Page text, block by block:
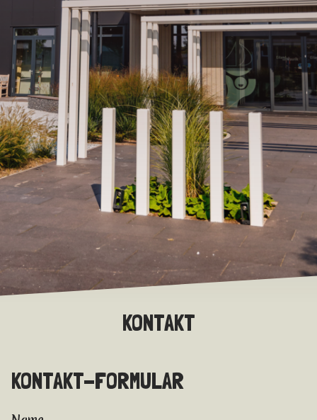
Treffen & Veranstaltungen
Kontakt
KONTAKT
KONTAKT-FORMULAR